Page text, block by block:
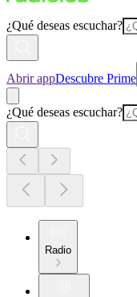
¿Qué deseas escuchar?
Abrir appDescubre Prime
¿Qué deseas escuchar?
Radio